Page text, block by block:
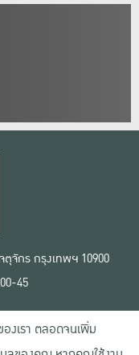
ตุจักร กรุงเทพฯ 10900
45
องเรา ตลอดจนเพิ่ม